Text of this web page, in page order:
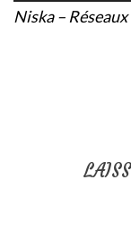
Niska –